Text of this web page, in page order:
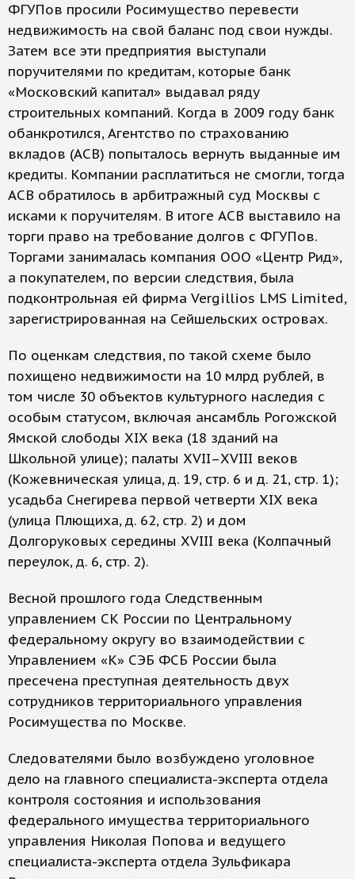
ФГУПов просили Росимущество перевести
недвижимость на свой баланс под свои нужды.
Затем все эти предприятия выступали
поручителями по кредитам, которые банк
«Московский капитал» выдавал ряду
строительных компаний. Когда в 2009 году банк
обанкротился, Агентство по страхованию
вкладов (АСВ) попыталось вернуть выданные им
кредиты. Компании расплатиться не смогли, тогда
АСВ обратилось в арбитражный суд Москвы с
исками к поручителям. В итоге АСВ выставило на
торги право на требование долгов с ФГУПов.
Торгами занималась компания ООО «Центр Рид»,
а покупателем, по версии следствия, была
подконтрольная ей фирма Vergillios LMS Limited,
зарегистрированная на Сейшельских островах.
По оценкам следствия, по такой схеме было
похищено недвижимости на 10 млрд рублей, в
том числе 30 объектов культурного наследия с
особым статусом, включая ансамбль Рогожской
Ямской слободы XIX века (18 зданий на
Школьной улице); палаты XVII–XVIII веков
(Кожевническая улица, д. 19, стр. 6 и д. 21, стр. 1);
усадьба Снегирева первой четверти XIX века
(улица Плющиха, д. 62, стр. 2) и дом
Долгоруковых середины XVIII века (Колпачный
переулок, д. 6, стр. 2).
Весной прошлого года Следственным
управлением СК России по Центральному
федеральному округу во взаимодействии с
Управлением «К» СЭБ ФСБ России была
пресечена преступная деятельность двух
сотрудников территориального управления
Росимущества по Москве.
Следователями было возбуждено уголовное
дело на главного специалиста-эксперта отдела
контроля состояния и использования
федерального имущества территориального
управления Николая Попова и ведущего
специалиста-эксперта отдела Зульфикара